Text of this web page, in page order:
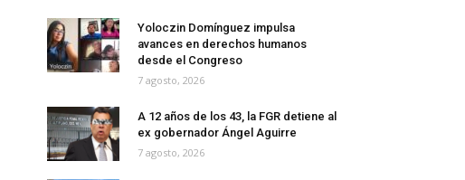
Yoloczin Domínguez impulsa
avances en derechos humanos
desde el Congreso
7 agosto, 2026
A 12 años de los 43, la FGR detiene al
ex gobernador Ángel Aguirre
7 agosto, 2026